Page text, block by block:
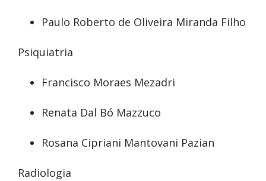
Paulo Roberto de Oliveira Miranda Filho
Psiquiatria
Francisco Moraes Mezadri
Renata Dal Bó Mazzuco
Rosana Cipriani Mantovani Pazian
Radiologia